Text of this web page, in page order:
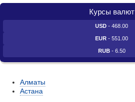
Курсы валют
USD - 468.00
EUR - 551.00
RUB- 6.50
Алматы
Астана